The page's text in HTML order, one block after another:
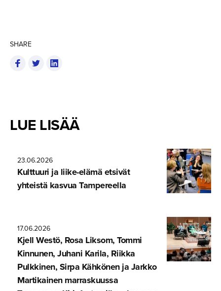
SHARE
LUE LISÄÄ
23.06.2026
Kulttuuri ja liike-elämä etsivät
yhteistä kasvua Tampereella
17.06.2026
Kjell Westö, Rosa Liksom, Tommi
Kinnunen, Juhani Karila, Riikka
Pulkkinen, Sirpa Kähkönen ja Jarkko
Martikainen marraskuussa